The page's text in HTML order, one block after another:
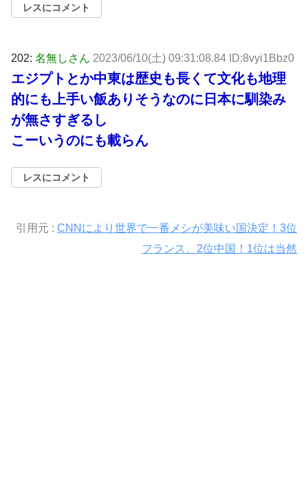
レスにコメント
202: 名無しさん 2023/06/10(土) 09:31:08.84 ID:8vyi1Bbz0
エジプトとか中東は歴史も長くて文化も地理
的にも上手い飯ありそうなのに日本に馴染み
が無さすぎるし
こーいうのにも載らん
レスにコメント
引用元 : CNNにより世界で一番メシが美味い国決定！3位
フランス、2位中国！1位は当然